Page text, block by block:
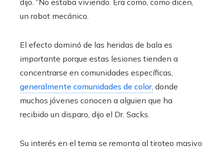
un robot mecánico.
El efecto dominó de las heridas de bala es
importante porque estas lesiones tienden a
concentrarse en comunidades específicas,
generalmente comunidades de color, donde
muchos jóvenes conocen a alguien que ha
recibido un disparo, dijo el Dr. Sacks.
Su interés en el tema se remonta al tiroteo masivo